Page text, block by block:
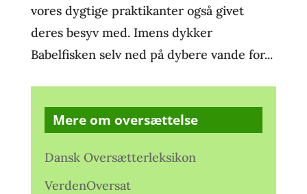
vores dygtige praktikanter også givet
deres besyv med. Imens dykker
Babelfisken selv ned på dybere vande for...
Mere om oversættelse
Dansk Oversætterleksikon
VerdenOversat